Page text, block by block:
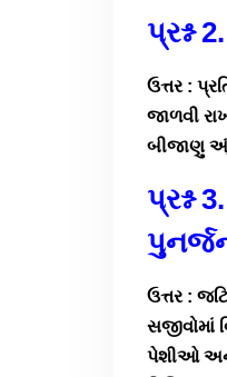
પ્રશ્ન
ઉત્તર :
જાળવી
બીજાણુ
પ્રશ્ન
ઉત્તર :
સજીવોમાં
પેશીઓ અને